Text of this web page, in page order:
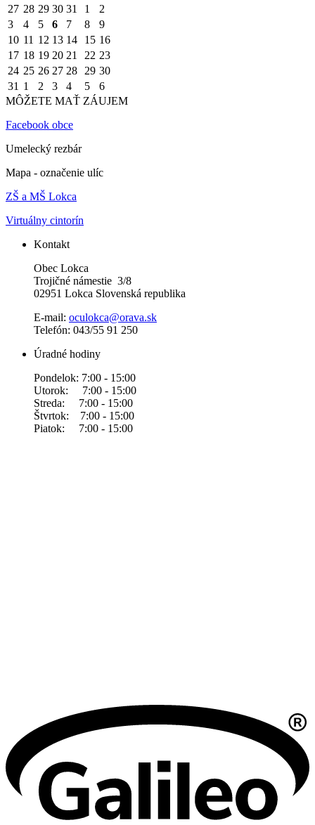
27 28 29 30 31 1
2
3
4 5 6 7 8
9
10 11 12 13 14 15 16
17 18 19 20 21 22 23
24 25 26 27 28 29 30
31 1 2 3 4 5
6
MÔŽETE MAŤ ZÁUJEM
Facebook obce
Umelecký rezbár
Mapa - označenie ulíc
ZŠ a MŠ Lokca
Virtuálny cintorín
Kontakt
Obec Lokca
Trojičné námestie 3/8
02951 Lokca Slovenská republika
E-mail: oculokca@orava.sk
Telefón: 043/55 91 250
Úradné hodiny
Pondelok: 7:00 - 15:00
Utorok: 7:00 - 15:00
Streda: 7:00 - 15:00
Štvrtok: 7:00 - 15:00
Piatok: 7:00 - 15:00